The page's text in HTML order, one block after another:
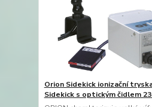
Orion Sidekick ionizační
Sidekick s optickým čidlem